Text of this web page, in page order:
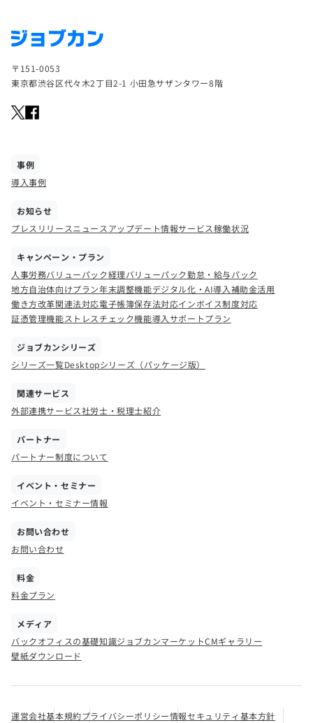
〒151-0053
東京都渋谷区代々木2丁目2-1 小田急サザンタワー8階
事例
導入事例
お知らせ
プレスリリースニュース アップデート情報サービス稼働状況
キャンペーン・プラン
人事労務バリューパック経理バリューパック勤怠・給与パック
地方自治体向けプラン年末調整機能デジタル化・AI導入補助金活用
働き方改革関連法対応電子帳簿保存法対応インボイス制度対応
証憑管理機能ストレスチェック機能導入サポートプラン
ジョブカンシリーズ
シリーズ一覧Desktopシリーズ（パッケージ版）
関連サービス
外部連携サービス社労士・税理士紹介
パートナー
パートナー制度について
イベント・セミナー
イベント・セミナー情報
お問い合わせ
お問い合わせ
料金
料金プラン
メディア
バックオフィスの基礎知識ジョブカンマーケットCMギャラリー
壁紙ダウンロード
運営会社基本規約プライバシーポリシー情報セキュリティ基本方針